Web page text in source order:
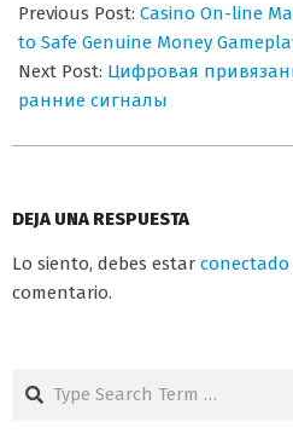
07-
06
Previous Post: Casino On-line
to Safe Genuine Money
Next Post: Цифровая
ранние сигналы
DEJA UNA RESPUESTA
Lo siento, debes estar conectado
comentario.
Search